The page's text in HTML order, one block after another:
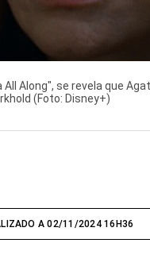
All Along", se revela que
(Foto: Disney+)
A 02/11/2024 16H36